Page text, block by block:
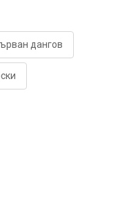
дангов